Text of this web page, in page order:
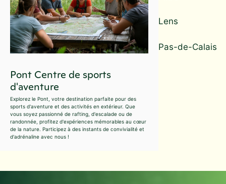
Pont Centre de sports
d'aventure
Explorez le Pont, votre destination parfaite pour des
sports d'aventure et des activités en extérieur. Que
vous soyez passionné de rafting, d'escalade ou de
randonnée, profitez d'expériences mémorables au cœur
de la nature. Participez à des instants de convivialité et
d'adrénaline avec nous !
Lens
Pas-de-Calais